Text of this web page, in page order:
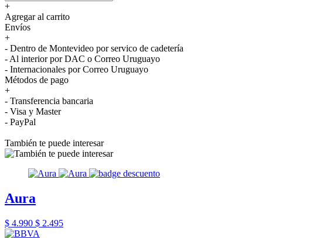
+
Agregar al carrito
Envíos
+
- Dentro de Montevideo por servico de cadetería
- Al interior por DAC o Correo Uruguayo
- Internacionales por Correo Uruguayo
Métodos de pago
+
- Transferencia bancaria
- Visa y Master
- PayPal
También te puede interesar
Aura
$ 4.990 $ 2.495